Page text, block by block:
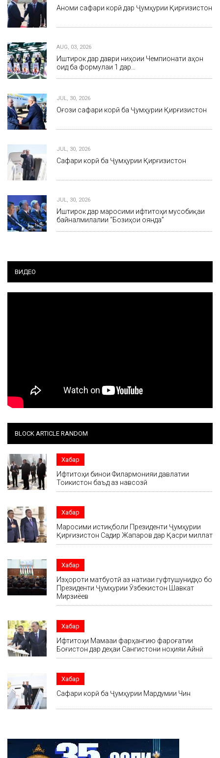
Анҷоми сафари корӣ дар Ҷумҳурии Қирғизистон
AUG, 03, 2026
Иштирок дар даври ниҳоии Чемпионати ҷаҳон
оид ба формулаи 1 дар…
JUL, 30, 2026
Оғози сафари корӣ ба Ҷумҳурии Қирғизистон
JUL, 30, 2026
Сафари корӣ ба Ҷумҳурии Қирғизистон
JUL, 30, 2026
Иштирок дар маросими ифтитоҳи мусобиқаи
байналмилалии “Бозиҳои оянда”
ВИДЕО
BLOCK ARTICLE RANDOM
Хабар
Ифтитоҳи бинои Филармонияи давлатии
Тоҷикистон баъд аз навсозӣ
Хабар
Маросими истиқболи Президенти Ҷумҳурии
Қирғизистон Садир Жапаров дар Қасри миллат
Хабар
Изҳороти матбуотӣ аз натиҷаи гуфтушунидҳо бо
Президенти Ҷумҳурии Ӯзбекистон Шавкат
Мирзиёев
Хабар
Ифтитоҳи Маҷмааи фарҳангию фароғатии
Боғистон дар деҳаи Сангистони ноҳияи Айнӣ
Хабар
Сафари корӣ ба Ҷумҳурии Мардумии Чин